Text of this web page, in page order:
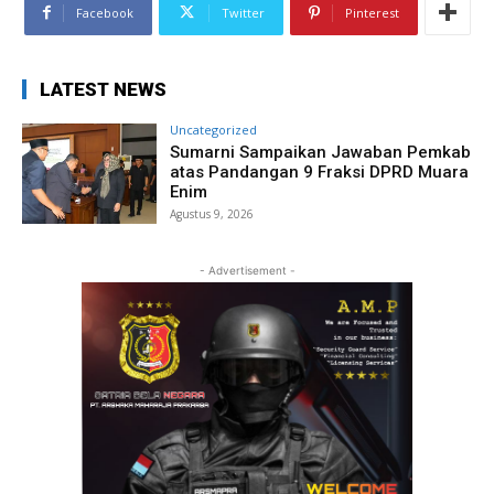
Facebook Twitter Pinterest
LATEST NEWS
Uncategorized
Sumarni Sampaikan Jawaban Pemkab
atas Pandangan 9 Fraksi DPRD Muara
Enim
Agustus 9, 2026
- Advertisement -